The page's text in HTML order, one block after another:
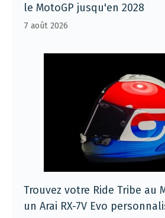
le MotoGP jusqu'en 2028
7 août 2026
Trouvez votre Ride Tribe au
un Arai RX-7V Evo